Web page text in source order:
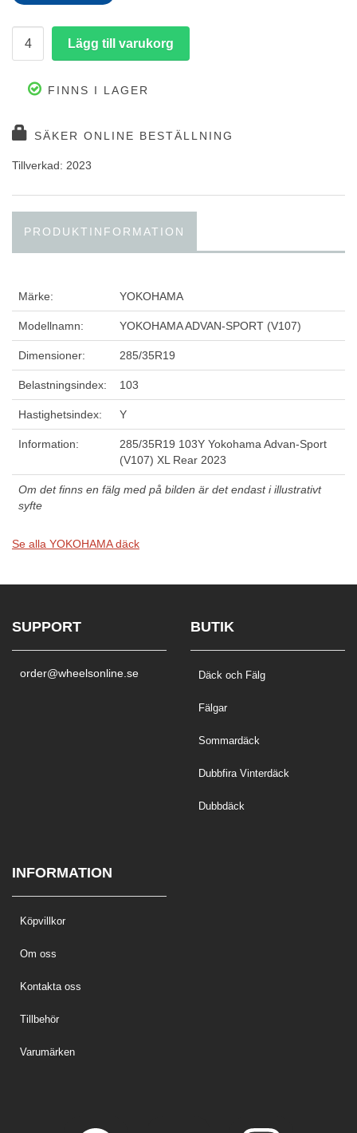
FINNS I LAGER
SÄKER ONLINE BESTÄLLNING
Tillverkad: 2023
PRODUKTINFORMATION
Märke: YOKOHAMA
Modellnamn: YOKOHAMA ADVAN-SPORT (V107)
Dimensioner: 285/35R19
Belastningsindex: 103
Hastighetsindex: Y
Information:
285/35R19 103Y Yokohama Advan-Sport
(V107) XL Rear 2023
Om det finns en fälg med på bilden är det endast i illustrativt
syfte
Se alla YOKOHAMA däck
SUPPORT
order@wheelsonline.se
BUTIK
Däck och Fälg
Fälgar
Sommardäck
Dubbfira Vinterdäck
Dubbdäck
INFORMATION
Köpvillkor
Om oss
Kontakta oss
Tillbehör
Varumärken